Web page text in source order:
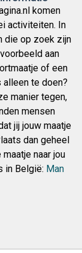
komen
activiteiten. In
die op zoek zijn
aan
of een
alleen te doen?
manier tegen,
mensen
jij jouw maatje
dan geheel
naar jou
in België: Man